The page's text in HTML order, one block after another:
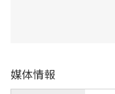
媒体情報